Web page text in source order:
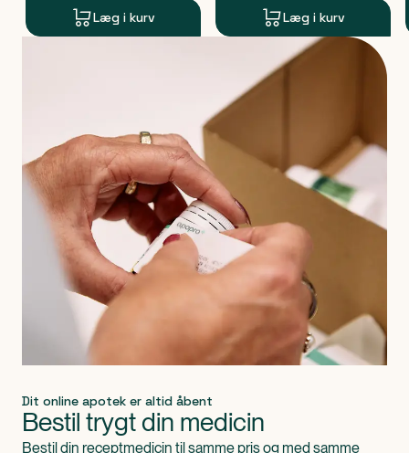
Læg i kurv Læg i kurv
Dit online apotek er altid åbent
Bestil trygt din medicin
Bestil din receptmedicin til samme pris og med samme